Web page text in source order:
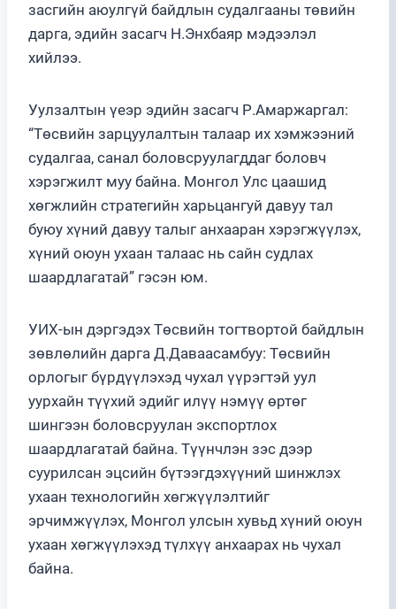
засгийн аюулгүй байдлын судалгааны төвийн
дарга, эдийн засагч Н.Энхбаяр мэдээлэл
хийлээ.
Уулзалтын үеэр эдийн засагч Р.Амаржаргал:
“Төсвийн зарцуулалтын талаар их хэмжээний
судалгаа, санал боловсруулагддаг боловч
хэрэгжилт муу байна. Монгол Улс цаашид
хөгжлийн стратегийн харьцангуй давуу тал
буюу хүний давуу талыг анхааран хэрэгжүүлэх,
хүний оюун ухаан талаас нь сайн судлах
шаардлагатай” гэсэн юм.
УИХ-ын дэргэдэх Төсвийн тогтвортой байдлын
зөвлөлийн дарга Д.Даваасамбуу: Төсвийн
орлогыг бүрдүүлэхэд чухал үүрэгтэй уул
уурхайн түүхий эдийг илүү нэмүү өртөг
шингээн боловсруулан экспортлох
шаардлагатай байна. Түүнчлэн зэс дээр
суурилсан эцсийн бүтээгдэхүүний шинжлэх
ухаан технологийн хөгжүүлэлтийг
эрчимжүүлэх, Монгол улсын хувьд хүний оюун
ухаан хөгжүүлэхэд түлхүү анхаарах нь чухал
байна.